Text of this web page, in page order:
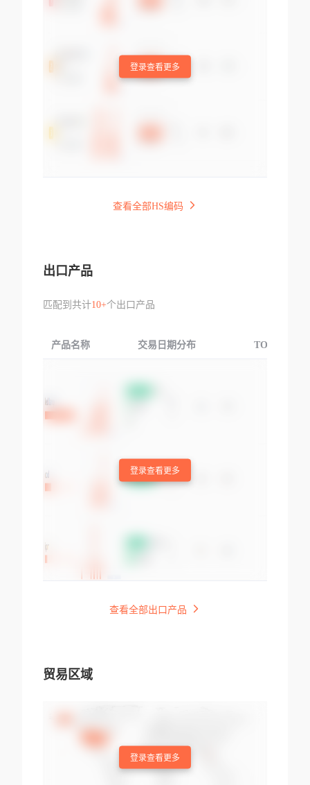
登录查看更多
查看全部HS编码
出口产品
匹配到共计10+个出口产品
产品名称 交易日期分布 TOP3交易国
登录查看更多
查看全部出口产品
贸易区域
登录查看更多